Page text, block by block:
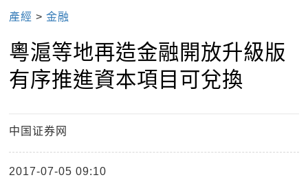
產經 >金融
粵滬等地再造金融開放升級版
有序推進資本項目可兌換
中国证券网
2017-07-05 09:10